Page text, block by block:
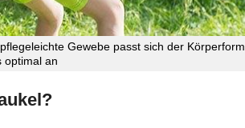
Gewebe passt sich der Körperform
optimal an